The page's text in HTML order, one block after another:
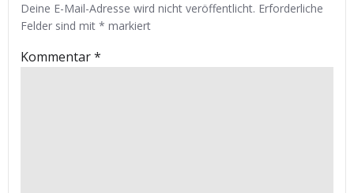
Deine E-Mail-Adresse wird nicht veröffentlicht. Erforderliche
Felder sind mit * markiert
Kommentar*